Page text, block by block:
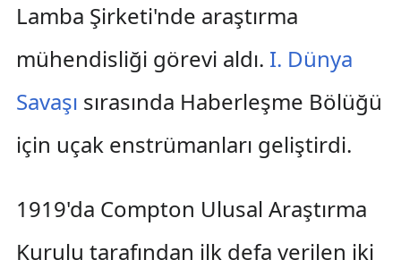
Lamba Şirketi'nde araştırma
mühendisliği görevi aldı. I. Dünya
Savaşı sırasında Haberleşme Bölüğü
için uçak enstrümanları geliştirdi.
1919'da Compton Ulusal Araştırma
Kurulu tarafından ilk defa verilen iki